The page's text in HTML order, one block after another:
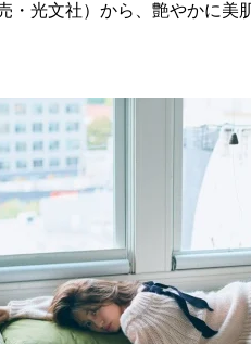
・光文社）から、艶やかに美